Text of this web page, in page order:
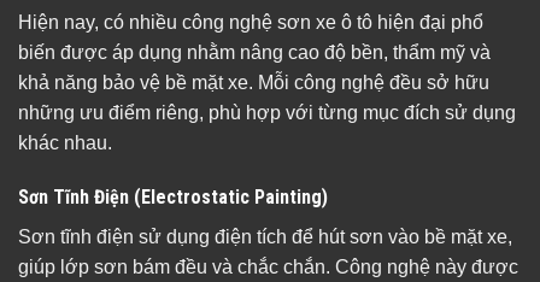
Hiện nay, có nhiều công nghệ sơn xe ô tô hiện đại phổ
biến được áp dụng nhằm nâng cao độ bền, thẩm mỹ và
khả năng bảo vệ bề mặt xe. Mỗi công nghệ đều sở hữu
những ưu điểm riêng, phù hợp với từng mục đích sử dụng
khác nhau.
Sơn Tĩnh Điện (Electrostatic Painting)
Sơn tĩnh điện sử dụng điện tích để hút sơn vào bề mặt xe,
giúp lớp sơn bám đều và chắc chắn. Công nghệ này được